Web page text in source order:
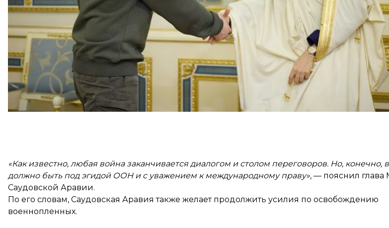
эгидой ООН на принципах уважения к международному праву.
«Как известно, любая война заканчивается диалогом и столом переговоров. Но, конечно,
должно быть под эгидой ООН и с уважением к международному праву», — пояснил
Саудовской Аравии.
По его словам, Саудовская Аравия также желает продолжить усилия по освобождению
военнопленных.